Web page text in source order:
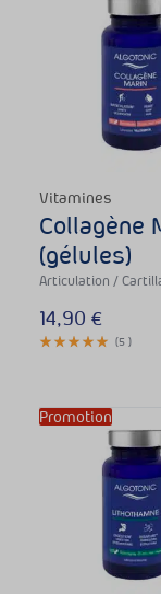
Vitamines
Collagène
(gélules)
Articulation /
14,90 €
(5 )
Promotion